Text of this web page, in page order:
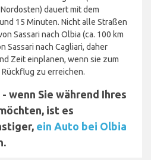
dauert mit dem
15 Minuten. Nicht alle Straßen
Sassari nach Olbia (ca. 100 km
Sassari nach Cagliari, daher
Zeit einplanen, wenn sie zum
zu erreichen.
wenn Sie während Ihres
ist es
ein Auto bei Olbia